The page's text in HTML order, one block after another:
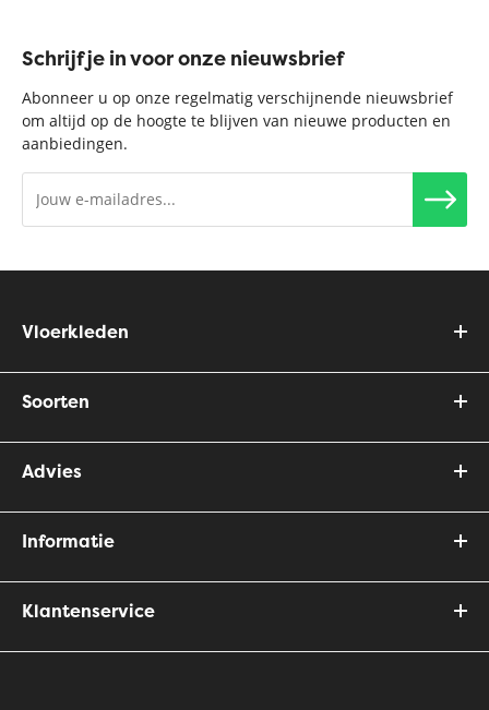
Schrijf je in voor onze nieuwsbrief
Abonneer u op onze regelmatig verschijnende nieuwsbrief
om altijd op de hoogte te blijven van nieuwe producten en
aanbiedingen.
Vloerkleden
Soorten
Advies
Informatie
Klantenservice